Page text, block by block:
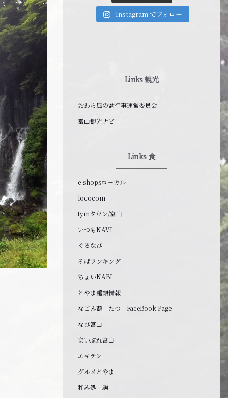
Instagram でフォロー
Links 観光
おわら風の盆行事運営委員会
富山観光ナビ
Links 食
e-shopsローカル
lococom
tymタウン/富山
いつもNAVI
ぐるなび
そばランキング
ちょいNABI
とやま麺類情報
なごみ蕎 たつ FaceBook Page
なび富山
まいぷれ富山
エキテン
グルメとやま
和み処 駒